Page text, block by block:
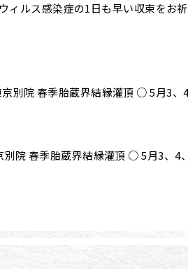
ルス感染症の1日も早い収束をお祈
別院 春季胎蔵界結縁灌頂 ○ 5月3
院 春季胎蔵界結縁灌頂 ○ 5月3、4